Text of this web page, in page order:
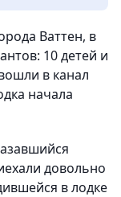
Ваттен, в
10 детей и
в канал
начала
довольно
в лодке